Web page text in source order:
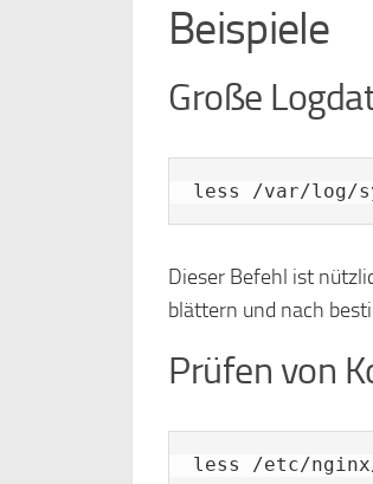
Beispiele
Große
less /var/log/
Dieser Befehl ist
blättern und nach
Prüfen von
less /etc/